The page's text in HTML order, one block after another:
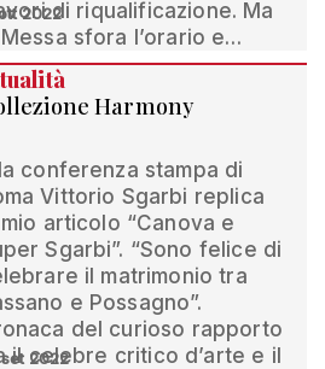
di riqualificazione. Ma
Messa sfora l’orario e…
2022
Harmony
conferenza stampa di
Vittorio Sgarbi replica
articolo “Canova e
Sgarbi”. “Sono felice di
il matrimonio tra
e Possagno”.
del curioso rapporto
il celebre critico d’arte e il
2022